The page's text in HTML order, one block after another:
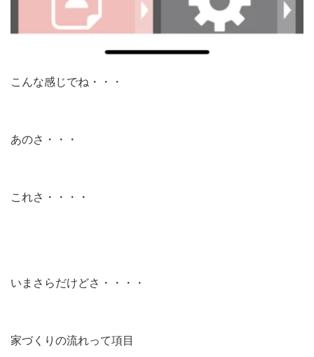
こんな感じでね・・・
あのさ・・・
これさ・・・・
いまさらだけどさ・・・・
家づくりの流れって項目